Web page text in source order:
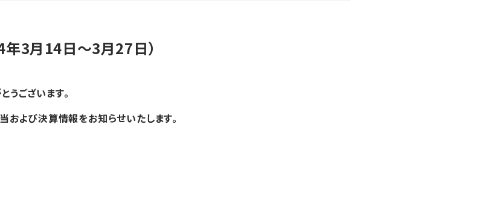
3月14日〜3月27日）
ございます。
よび決算情報をお知らせいたします。